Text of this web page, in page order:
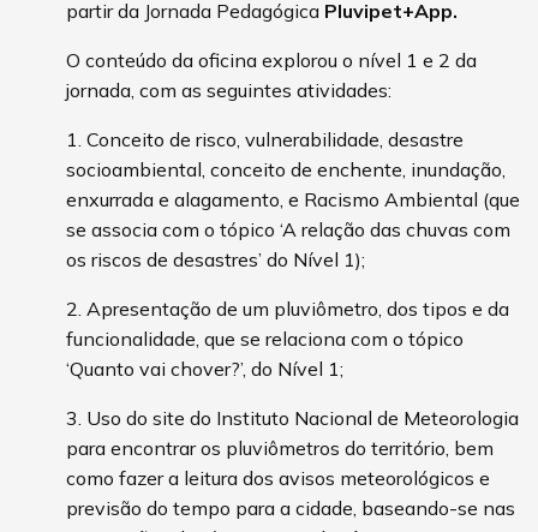
partir da Jornada Pedagógica Pluvipet+App.
O conteúdo da oficina explorou o nível 1 e 2 da
jornada, com as seguintes atividades:
1. Conceito de risco, vulnerabilidade, desastre
socioambiental, conceito de enchente, inundação,
enxurrada e alagamento, e Racismo Ambiental (que
se associa com o tópico ‘A relação das chuvas com
os riscos de desastres’ do Nível 1);
2. Apresentação de um pluviômetro, dos tipos e da
funcionalidade, que se relaciona com o tópico
‘Quanto vai chover?’, do Nível 1;
3. Uso do site do Instituto Nacional de Meteorologia
para encontrar os pluviômetros do território, bem
como fazer a leitura dos avisos meteorológicos e
previsão do tempo para a cidade, baseando-se nas